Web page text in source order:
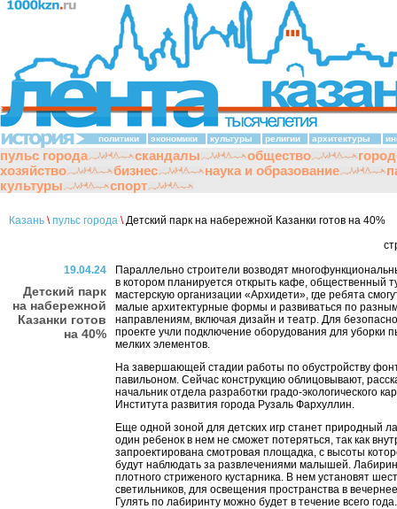
политики экономики культуры религии архитектуры
пульс города скандалы общество
хозяйство
бизнес наука и образование
культуры
спорт
Казань \ пульс города \Детский парк на набережной Казанки готов на 40%
19.04.24
Детский парк
на набережной
Казанки готов
на 40%
Параллельно строители возводят
в котором планируется открыть кафе, общественный
мастерскую организации «Архидети», где ребята
малые архитектурные формы и развиваться по
направлениям, включая дизайн и театр. Для
проекте учли подключение оборудования для уборки
мелких элементов.
На завершающей стадии работы по обустройству
павильоном. Сейчас конструкцию облицовывают,
начальник отдела разработки градо-экологического
Института развития города Рузаль Фархуллин.
Еще одной зоной для детских игр станет природный
один ребенок в нем не сможет потеряться, так как
запроектирована смотровая площадка, с высоты
будут наблюдать за развлечениями малышей.
плотного стриженого кустарника. В нем установят
светильников, для освещения пространства в
Гулять по лабиринту можно будет в течение всего года.